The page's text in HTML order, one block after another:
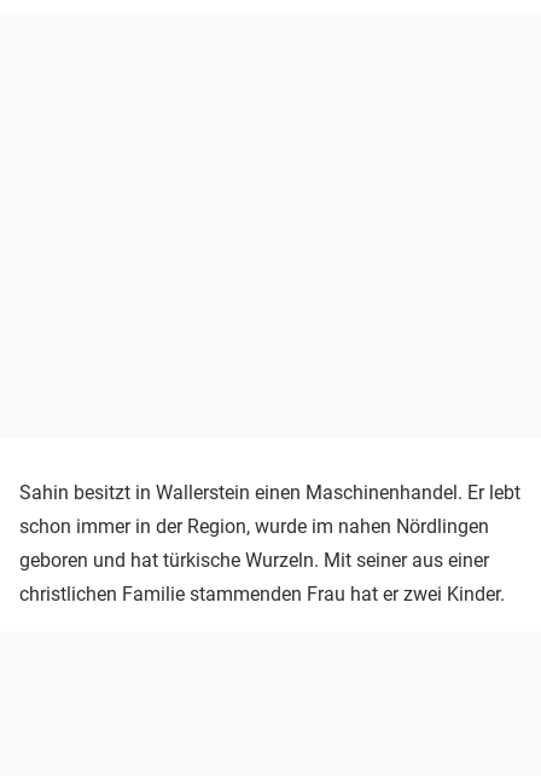
Sahin besitzt in Wallerstein einen Maschinenhandel. Er lebt
schon immer in der Region, wurde im nahen Nördlingen
geboren und hat türkische Wurzeln. Mit seiner aus einer
christlichen Familie stammenden Frau hat er zwei Kinder.